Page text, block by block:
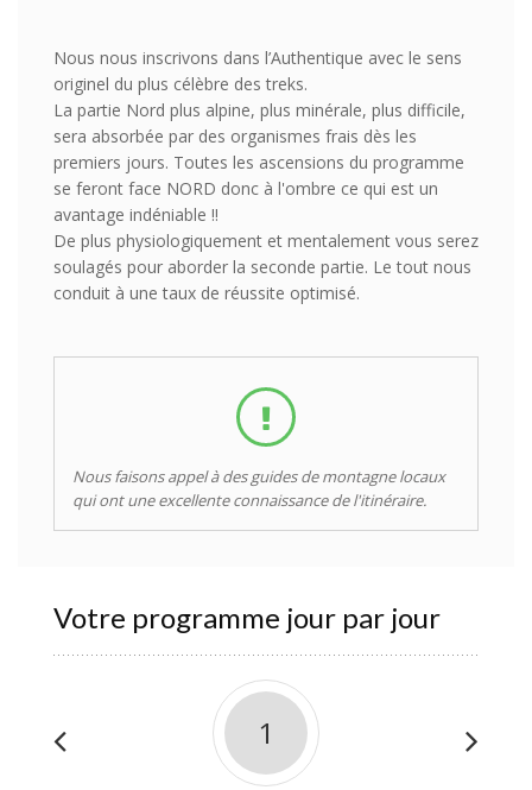
Nous nous inscrivons dans l’Authentique avec le sens
originel du plus célèbre des treks.
La partie Nord plus alpine, plus minérale, plus difficile,
sera absorbée par des organismes frais dès les
premiers jours. Toutes les ascensions du programme
se feront face NORD donc à l'ombre ce qui est un
avantage indéniable !!
De plus physiologiquement et mentalement vous serez
soulagés pour aborder la seconde partie. Le tout nous
conduit à une taux de réussite optimisé.
Nous faisons appel à des guides de montagne locaux
qui ont une excellente connaissance de l'itinéraire.
Votre programme jour par jour
1